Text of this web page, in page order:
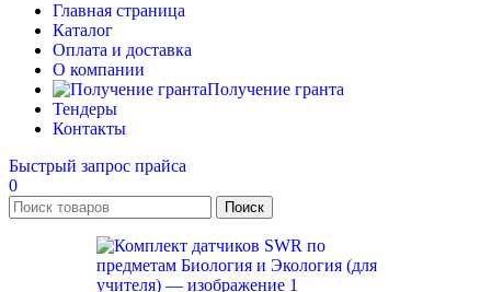
Главная страница
Каталог
Оплата и доставка
О компании
Получение гранта
Тендеры
Контакты
Быстрый запрос прайса
0
Поиск